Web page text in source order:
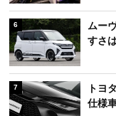
6
ムー
すさ
7
トヨ
仕様